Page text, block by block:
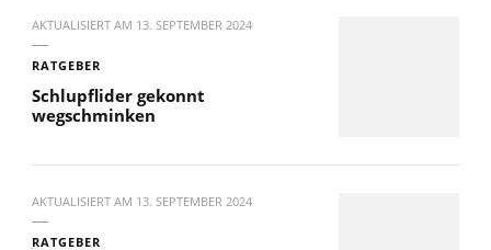
AKTUALISIERT AM 13. SEPTEMBER 2024
RATGEBER
Schlupflider gekonnt
wegschminken
AKTUALISIERT AM 13. SEPTEMBER 2024
RATGEBER